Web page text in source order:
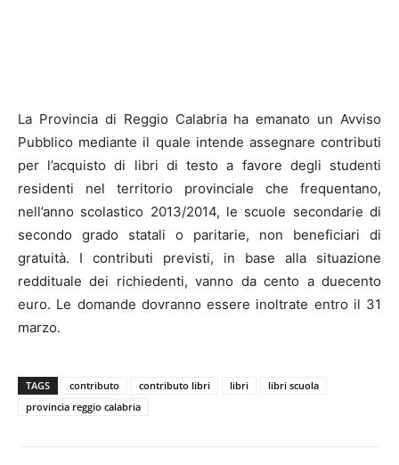
La Provincia di Reggio Calabria ha emanato un Avviso
Pubblico mediante il quale intende assegnare contributi
per l’acquisto di libri di testo a favore degli studenti
residenti nel territorio provinciale che frequentano,
nell’anno scolastico 2013/2014, le scuole secondarie di
secondo grado statali o paritarie, non beneficiari di
gratuità. I contributi previsti, in base alla situazione
reddituale dei richiedenti, vanno da cento a duecento
euro. Le domande dovranno essere inoltrate entro il 31
marzo.
TAGS contributo contributo libri libri
libri scuola
provincia reggio calabria